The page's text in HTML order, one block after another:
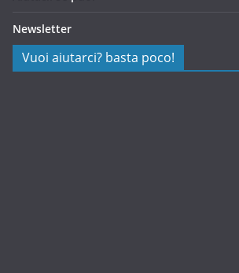
Newsletter
Vuoi aiutarci? basta poco!